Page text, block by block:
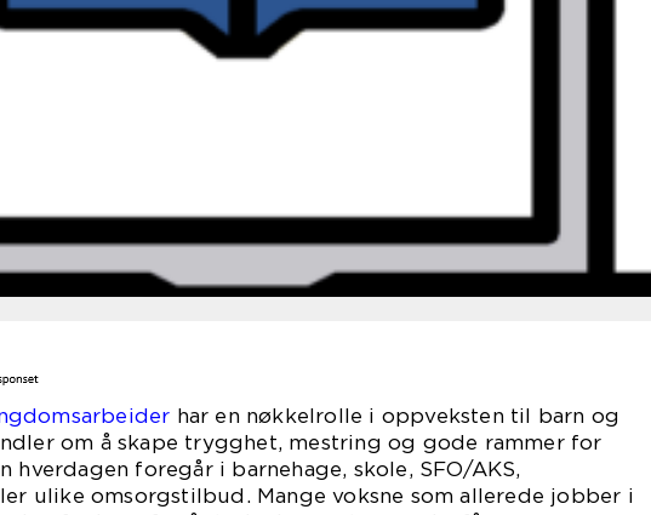
har en nøkkelrolle i oppveksten til barn og
om å skape trygghet, mestring og gode rammer for
hverdagen foregår i barnehage, skole, SFO/AKS,
ulike omsorgstilbud. Mange voksne som allerede jobber i